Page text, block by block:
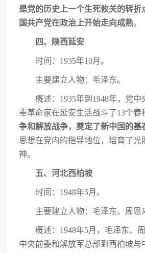
是党的历史上一个生死攸关的转折
国共产党在政治上开始走向成熟。
四、陕西延安
时间： 1935年10月。
主要建立人物：毛泽东。
概述： 1935年到1948年，党
辈革命家在延安生活战斗了13个春
争和解放战争，奠定了新中国的基
思想在党内的指导地位，培育了光
神。
五、河北西柏坡
时间： 1948年5月。
主要建立人物：毛泽东、周恩
概述：1948年5月，毛泽东、
中央前委和解放军总部到西柏坡与